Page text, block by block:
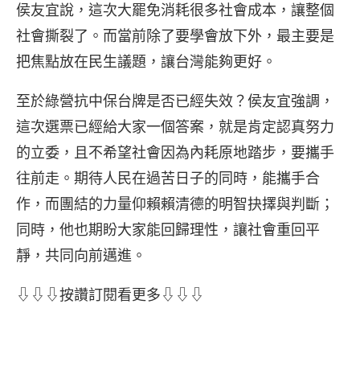
侯友宜說，這次大罷免消耗很多社會成本，讓整個
社會撕裂了。而當前除了要學會放下外，最主要是
把焦點放在民生議題，讓台灣能夠更好。
至於綠營抗中保台牌是否已經失效？侯友宜強調，
這次選票已經給大家一個答案，就是肯定認真努力
的立委，且不希望社會因為內耗原地踏步，要攜手
往前走。期待人民在過苦日子的同時，能攜手合
作，而團結的力量仰賴賴清德的明智抉擇與判斷；
同時，他也期盼大家能回歸理性，讓社會重回平
靜，共同向前邁進。
⇩⇩⇩按讚訂閱看更多⇩⇩⇩